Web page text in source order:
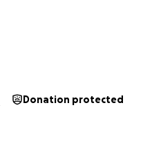
Donation protected